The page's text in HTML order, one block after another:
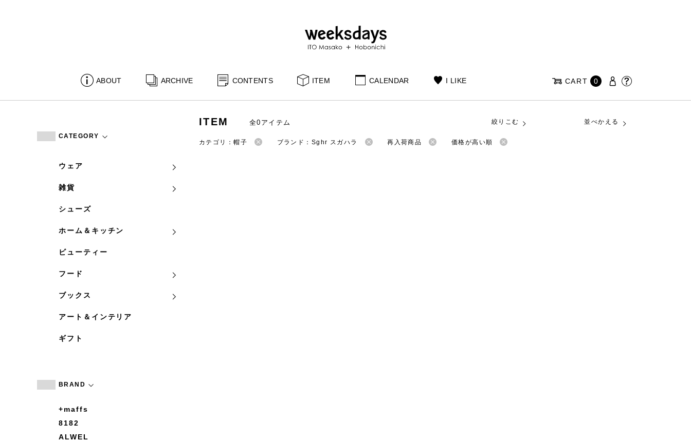
ABOUT ARCHIVE CONTENTS ITEM CALENDAR I LIKE CART 0
CATEGORY
ウェア
雑貨
シューズ
ホーム＆キッチン
ビューティー
フード
ブックス
アート＆インテリア
ギフト
BRAND
+maffs
8182
ALWEL
ITEM 全0アイテム 絞りこむ 並べかえる
カテゴリ：帽子 ブランド：Sghr スガハラ 再入荷商品 価格が高い順